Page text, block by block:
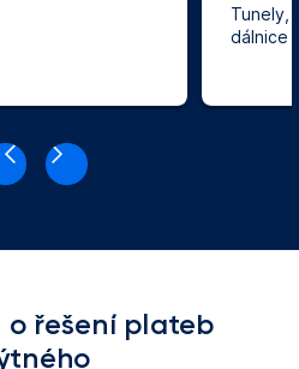
Tunely,
dálnice
o řešení plateb